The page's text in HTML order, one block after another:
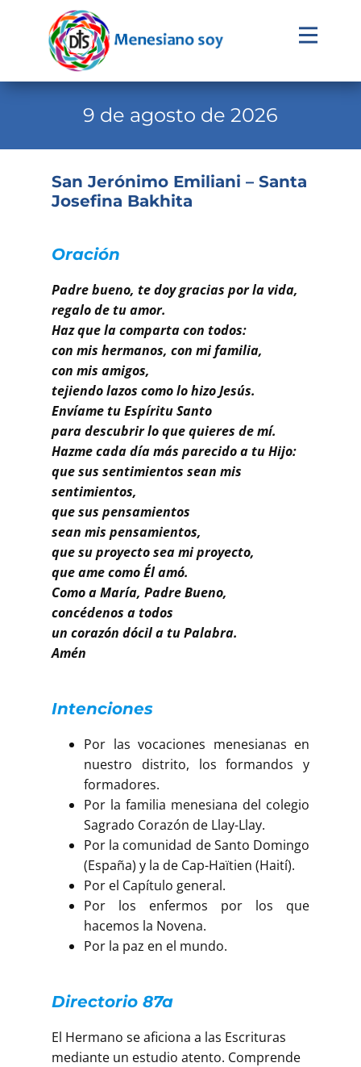
Evangelio
Institucional
Pastoral Vocacional
Recursos
Contacto
Buscar
9 de agosto de 2026
San Jerónimo Emiliani – Santa
Josefina Bakhita
Oración
Padre bueno, te doy gracias por la vida,
regalo de tu amor.
Haz que la comparta con todos:
con mis hermanos, con mi familia,
con mis amigos,
tejiendo lazos como lo hizo Jesús.
Envíame tu Espíritu Santo
para descubrir lo que quieres de mí.
Hazme cada día más parecido a tu Hijo:
que sus sentimientos sean mis
sentimientos,
que sus pensamientos
sean mis pensamientos,
que su proyecto sea mi proyecto,
que ame como Él amó.
Como a María, Padre Bueno,
concédenos a todos
un corazón dócil a tu Palabra.
Amén
Intenciones
Por las vocaciones menesianas en
nuestro distrito, los formandos y
formadores.
Por la familia menesiana del colegio
Sagrado Corazón de Llay-Llay.
Por la comunidad de Santo Domingo
(España) y la de Cap-Haïtien (Haití).
Por el Capítulo general.
Por los enfermos por los que
hacemos la Novena.
Por la paz en el mundo.
Directorio 87a
El Hermano se aficiona a las Escrituras
mediante un estudio atento. Comprende